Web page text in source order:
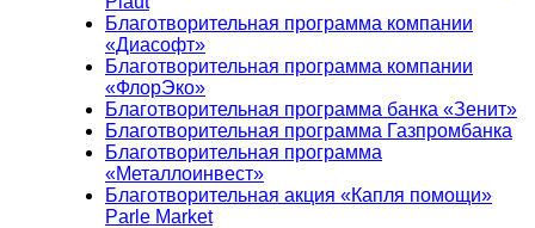
Благотворительная программа компании
«Диасофт»
Благотворительная программа компании
«ФлорЭко»
Благотворительная программа банка «Зенит»
Благотворительная программа Газпромбанка
Благотворительная программа
«Металлоинвест»
Благотворительная акция «Капля помощи»
Parle Market